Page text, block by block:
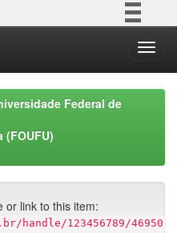
Participe
Acesso à informação
Legislação
Federal de
or link to this item:
123456789/46950